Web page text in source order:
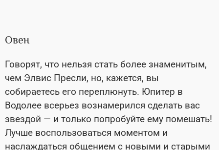
Овен
Говорят, что нельзя стать более знаменитым,
чем Элвис Пресли, но, кажется, вы
собираетесь его переплюнуть. Юпитер в
Водолее всерьез вознамерился сделать вас
звездой — и только попробуйте ему помешать!
Лучше воспользоваться моментом и
наслаждаться общением с новыми и старыми